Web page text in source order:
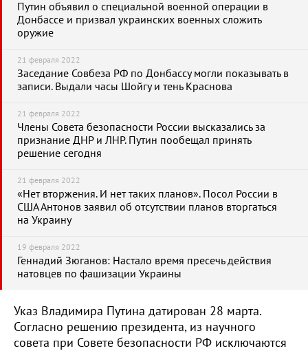
Путин объявил о специальной военной операции в
Донбассе и призвал украинских военных сложить
оружие
21 февраля 2022
Заседание Совбеза РФ по Донбассу могли показывать в
записи. Выдали часы Шойгу и тень Краснова
21 февраля 2022
Члены Совета безопасности России высказались за
признание ДНР и ЛНР. Путин пообещал принять
решение сегодня
21 февраля 2022
«Нет вторжения. И нет таких планов». Посол России в
США Антонов заявил об отсутствии планов вторгаться
на Украину
19 февраля 2022
Геннадий Зюганов: Настало время пресечь действия
натовцев по фашизации Украины
Указ Владимира Путина датирован 28 марта.
Согласно решению президента, из научного
совета при Совете безопасности РФ исключаются